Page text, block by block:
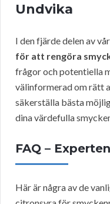
Undvika
I den fjärde delen av
för att rengöra
frågor och potentiella
välinformerad om rätt
säkerställa bästa
dina värdefulla
FAQ –
Här är några av de